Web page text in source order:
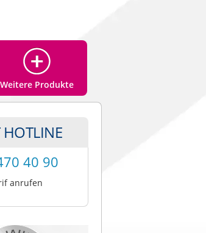
Weitere Produkte
HOTLINE
40 90
anrufen